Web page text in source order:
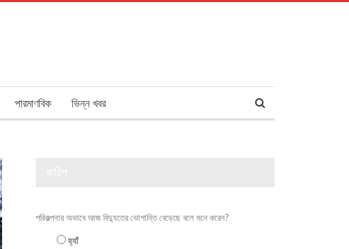
পারমাণবিক ভিন্ন খবর
পরিকল্পনার অভাবে আজ বিদ্যুতের ভোগান্তি বেড়েছে বলে মনে করেন?
হ্যাঁ